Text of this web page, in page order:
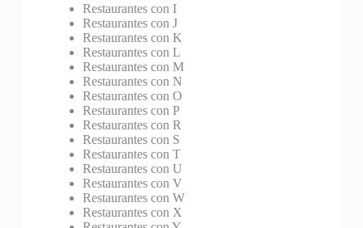
Restaurantes con I
Restaurantes con J
Restaurantes con K
Restaurantes con L
Restaurantes con M
Restaurantes con N
Restaurantes con O
Restaurantes con P
Restaurantes con R
Restaurantes con S
Restaurantes con T
Restaurantes con U
Restaurantes con V
Restaurantes con W
Restaurantes con X